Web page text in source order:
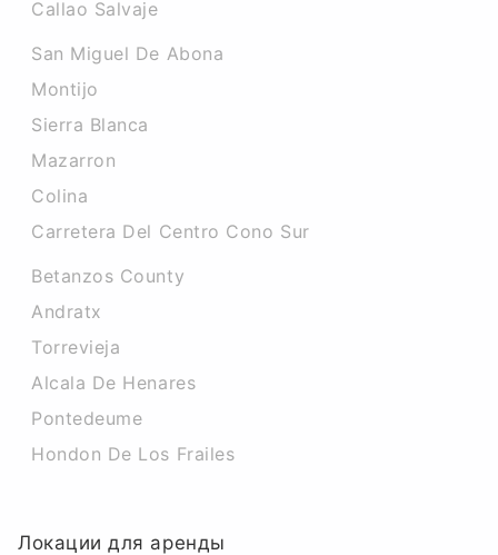
Callao Salvaje
San Miguel De Abona
Montijo
Sierra Blanca
Mazarron
Colina
Carretera Del Centro Cono Sur
Betanzos County
Andratx
Torrevieja
Alcala De Henares
Pontedeume
Hondon De Los Frailes
Локации для аренды